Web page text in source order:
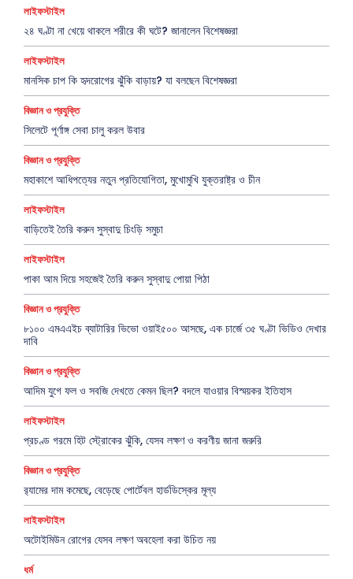
লাইফস্টাইল
২৪ ঘণ্টা না খেয়ে থাকলে শরীরে কী ঘটে? জানালেন বিশেষজ্ঞরা
লাইফস্টাইল
মানসিক চাপ কি হৃদরোগের ঝুঁকি বাড়ায়? যা বলছেন বিশেষজ্ঞরা
বিজ্ঞান ও প্রযুক্তি
সিলেটে পূর্ণাঙ্গ সেবা চালু করল উবার
বিজ্ঞান ও প্রযুক্তি
মহাকাশে আধিপত্যের নতুন প্রতিযোগিতা, মুখোমুখি যুক্তরাষ্ট্র ও চীন
লাইফস্টাইল
বাড়িতেই তৈরি করুন সুস্বাদু চিংড়ি সমুচা
লাইফস্টাইল
পাকা আম দিয়ে সহজেই তৈরি করুন সুস্বাদু পোয়া পিঠা
বিজ্ঞান ও প্রযুক্তি
৮১০০ এমএএইচ ব্যাটারির ভিভো ওয়াই৫০০ আসছে, এক চার্জে ৩৫ ঘণ্টা ভিডিও দেখার
দাবি
বিজ্ঞান ও প্রযুক্তি
আদিম যুগে ফল ও সবজি দেখতে কেমন ছিল? বদলে যাওয়ার বিস্ময়কর ইতিহাস
লাইফস্টাইল
প্রচণ্ড গরমে হিট স্ট্রোকের ঝুঁকি, যেসব লক্ষণ ও করণীয় জানা জরুরি
বিজ্ঞান ও প্রযুক্তি
র‍্যামের দাম কমেছে, বেড়েছে পোর্টেবল হার্ডডিস্কের মূল্য
লাইফস্টাইল
অটোইমিউন রোগের যেসব লক্ষণ অবহেলা করা উচিত নয়
ধর্ম